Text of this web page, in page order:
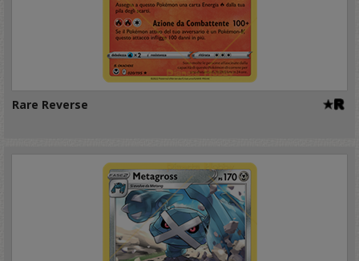
Rare Reverse